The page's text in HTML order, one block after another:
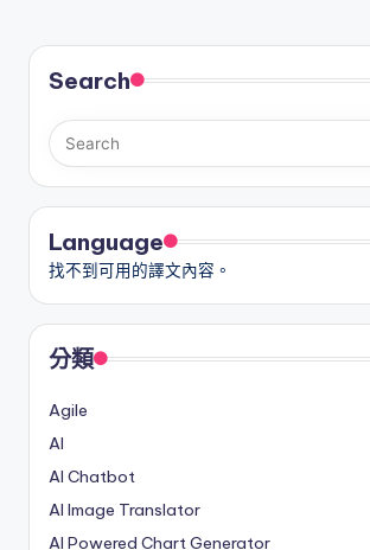
o
n
a
l
C
h
in
e
s
e
-
A
Search
Language
找不到可用的譯文內容。
分類
Agile
AI
AI Chatbot
AI Image Translator
AI Powered Chart Generator